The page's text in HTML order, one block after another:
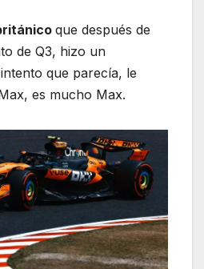
que después de
de Q3, hizo un
que parecía, le
es mucho Max.